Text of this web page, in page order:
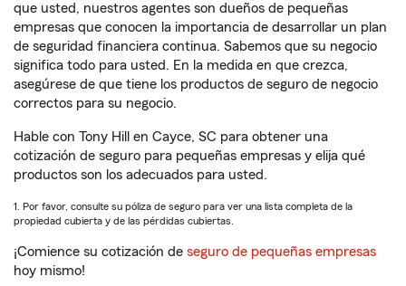
que usted, nuestros agentes son dueños de pequeñas
empresas que conocen la importancia de desarrollar un plan
de seguridad financiera continua. Sabemos que su negocio
significa todo para usted. En la medida en que crezca,
asegúrese de que tiene los productos de seguro de negocio
correctos para su negocio.
Hable con Tony Hill en Cayce, SC para obtener una
cotización de seguro para pequeñas empresas y elija qué
productos son los adecuados para usted.
1. Por favor, consulte su póliza de seguro para ver una lista completa de la
propiedad cubierta y de las pérdidas cubiertas.
¡Comience su cotización de seguro de pequeñas empresas
hoy mismo!